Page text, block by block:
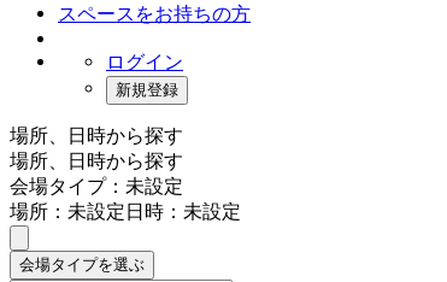
スペースをお持ちの方
ログイン
新規登録
場所、日時から探す
場所、日時から探す
会場タイプ：未設定
場所：未設定日時：未設定
会場タイプを選ぶ